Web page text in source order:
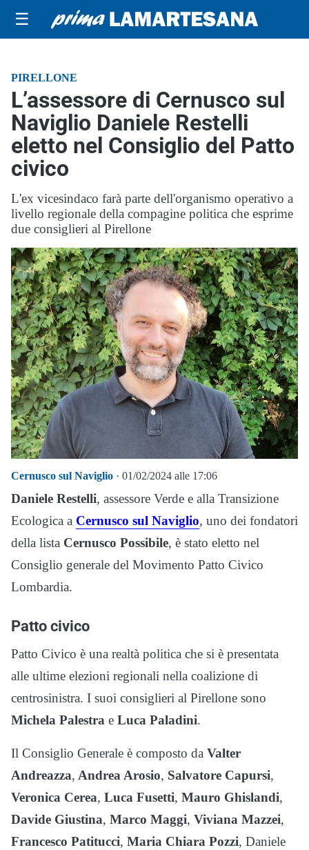
☰
PIRELLONE
L’assessore di Cernusco sul
Naviglio Daniele Restelli
eletto nel Consiglio del Patto
civico
L'ex vicesindaco farà parte dell'organismo operativo a
livello regionale della compagine politica che esprime
due consiglieri al Pirellone
Cernusco sul Naviglio · 01/02/2024 alle 17:06
Daniele Restelli, assessore Verde e alla Transizione
Ecologica a Cernusco sul Naviglio, uno dei fondatori
della lista Cernusco Possibile, è stato eletto nel
Consiglio generale del Movimento Patto Civico
Lombardia.
Patto civico
Patto Civico è una realtà politica che si è presentata
alle ultime elezioni regionali nella coalizione di
centrosinistra. I suoi consiglieri al Pirellone sono
Michela Palestra e Luca Paladini.
Il Consiglio Generale è composto da Valter
Andreazza, Andrea Arosio, Salvatore Capursi,
Veronica Cerea, Luca Fusetti, Mauro Ghislandi,
Davide Giustina, Marco Maggi, Viviana Mazzei,
Francesco Patitucci, Maria Chiara Pozzi, Daniele